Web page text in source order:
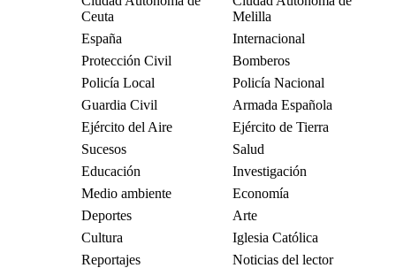
Ceuta
Melilla
España
Internacional
Protección Civil
Bomberos
Policía Local
Policía Nacional
Guardia Civil
Armada Española
Ejército del Aire
Ejército de Tierra
Sucesos
Salud
Educación
Investigación
Medio ambiente
Economía
Deportes
Arte
Cultura
Iglesia Católica
Reportajes
Noticias del lector